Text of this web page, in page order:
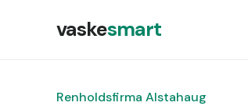
vaskesmart
Renholdsfirma Alstahaug